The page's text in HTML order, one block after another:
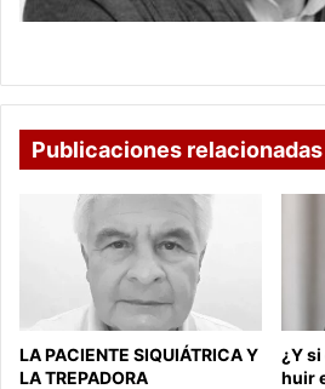
Publicaciones relacionadas
LA PACIENTE SIQUIÁTRICA Y
LA TREPADORA
¿Y
huir